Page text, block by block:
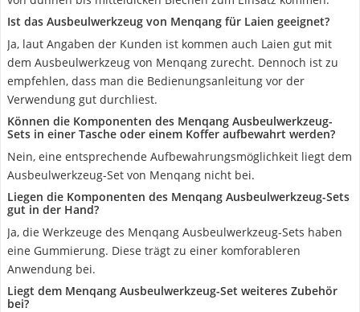
Ist das Ausbeulwerkzeug von Menqang für Laien geeignet?
Ja, laut Angaben der Kunden ist kommen auch Laien gut mit
dem Ausbeulwerkzeug von Menqang zurecht. Dennoch ist zu
empfehlen, dass man die Bedienungsanleitung vor der
Verwendung gut durchliest.
Können die Komponenten des Menqang Ausbeulwerkzeug-
Sets in einer Tasche oder einem Koffer aufbewahrt werden?
Nein, eine entsprechende Aufbewahrungsmöglichkeit liegt dem
Ausbeulwerkzeug-Set von Menqang nicht bei.
Liegen die Komponenten des Menqang Ausbeulwerkzeug-Sets
gut in der Hand?
Ja, die Werkzeuge des Menqang Ausbeulwerkzeug-Sets haben
eine Gummierung. Diese trägt zu einer komforableren
Anwendung bei.
Liegt dem Menqang Ausbeulwerkzeug-Set weiteres Zubehör
bei?